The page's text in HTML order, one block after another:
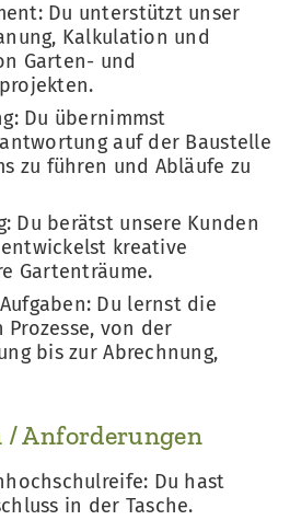
Du unterstützt unser
Kalkulation und
Garten- und
Du übernimmst
auf der Baustelle
zu führen und Abläufe zu
Du berätst unsere Kunden
kreative
Gartenträume.
Du lernst die
Prozesse, von der
bis zur Abrechnung,
Anforderungen
Du hast
in der Tasche.